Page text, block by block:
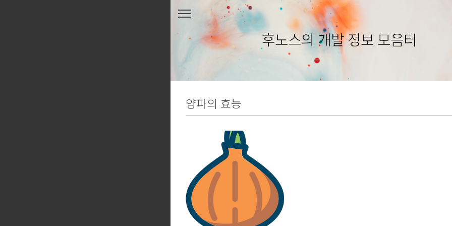
후노스의 개발 정보 모음터
양파의 효능